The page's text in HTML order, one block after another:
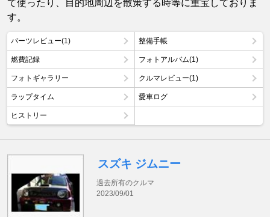
て使ったり、目的地周辺を散策する時等に重宝しておりま
す。
パーツレビュー(1) 整備手帳
燃費記録 フォトアルバム(1)
フォトギャラリー クルマレビュー(1)
ラップタイム 愛車ログ
ヒストリー
スズキ ジムニー
過去所有のクルマ
2023/09/01